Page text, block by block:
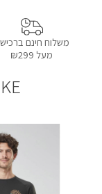
משלוח חינם
מעל ₪299